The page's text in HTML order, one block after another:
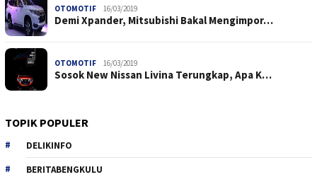
OTOMOTIF 16/03/2019
Demi Xpander, Mitsubishi Bakal Mengimpor…
OTOMOTIF 16/03/2019
Sosok New Nissan Livina Terungkap, Apa K…
TOPIK POPULER
DELIKINFO
BERITABENGKULU